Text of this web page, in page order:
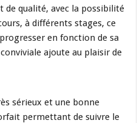
de qualité, avec la possibilité
à différents stages, ce
en fonction de sa
ajoute au plaisir de
sérieux et une bonne
permettant de suivre le